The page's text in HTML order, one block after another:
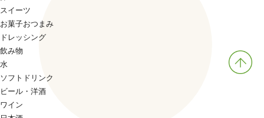
スイーツ
お菓子おつまみ
ドレッシング
飲み物
水
ソフトドリンク
ビール・洋酒
ワイン